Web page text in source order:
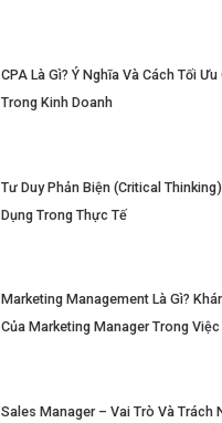
CPA Là Gì? Ý Nghĩa Và Cách Tối Ưu
Trong Kinh Doanh
Tư Duy Phản Biện (Critical
Dụng Trong Thực Tế
Marketing Management Là Gì?
Của Marketing Manager Trong
Sales Manager – Vai Trò Và Trách